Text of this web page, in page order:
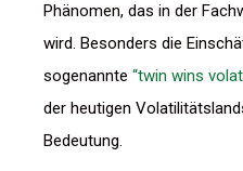
Phänomen, das in der
wird. Besonders die
sogenannte “twin wins
der heutigen
Bedeutung.